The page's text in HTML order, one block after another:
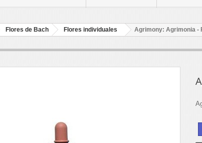
Flores de Bach Flores individuales Agrimony: Agrimonia -